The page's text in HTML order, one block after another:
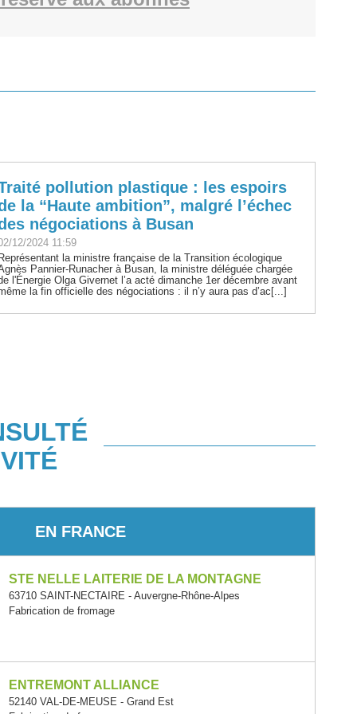
pollution plastique : les espoirs
la “Haute ambition”, malgré l’échec
négociations à Busan
12/2024 11:59
la ministre française de la Transition écologique
Pannier-Runacher à Busan, la ministre déléguée chargée
l'Énergie Olga Givernet l’a acté dimanche 1er décembre avant
la fin officielle des négociations : il n’y aura pas d’ac[...]
EN FRANCE
STE NELLE LAITERIE DE LA MONTAGNE
63710 SAINT-NECTAIRE - Auvergne-Rhône-Alpes
Fabrication de fromage
ENTREMONT ALLIANCE
52140 VAL-DE-MEUSE - Grand Est